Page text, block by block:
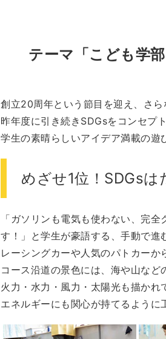
テーマ「こども学
創立20周年という節目を迎え、さら
昨年度に引き続きSDGsをコンセプ
学生の素晴らしいアイデア満載の遊
めざせ1位！SDGsは
「ガソリンも電気も使わない、完
す！」と学生が豪語する、手動で進
レーシングカーや人気のパトカーか
コース沿道の景色には、海や山など
火力・水力・風力・太陽光も描か
エネルギーにも関心が持てるように